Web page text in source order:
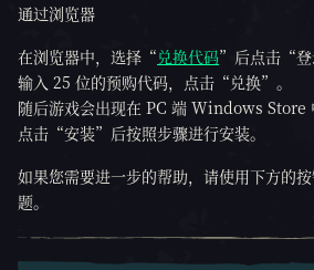
通过浏览器
在浏览器中，选择“兑换代码”后点击“登
输入 25 位的预购代码，点击“兑换”。
随后游戏会出现在 PC 端 Windows Store
点击“安装”后按照步骤进行安装。
如果您需要进一步的帮助，请使用下方的
题。